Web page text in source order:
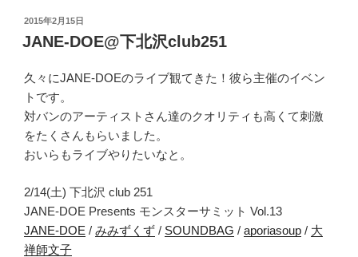
投
稿
日:
2015年2月15日
JANE-DOE@下北沢club251
久々にJANE-DOEのライブ観てきた！彼ら主催のイベン
トです。
対バンのアーティストさん達のクオリティも高くて刺激
をたくさんもらいました。
おいらもライブやりたいなと。
2/14(土) 下北沢 club 251
JANE-DOE Presents モンスターサミット Vol.13
JANE-DOE / みみずくず / SOUNDBAG / aporiasoup / 大
禅師文子